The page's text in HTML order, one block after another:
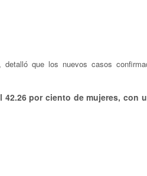
detalló que los nuevos casos
por ciento de mujeres, con